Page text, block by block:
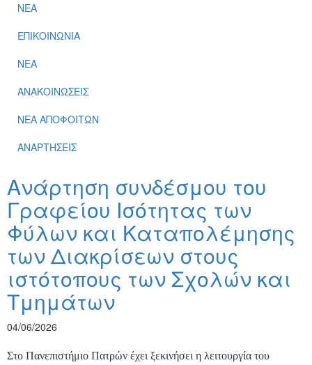
ΝΕΑ
ΕΠΙΚΟΙΝΩΝΙΑ
ΝΕΑ
ΑΝΑΚΟΙΝΩΣΕΙΣ
ΝΕΑ ΑΠΟΦΟΙΤΩΝ
ΑΝΑΡΤΗΣΕΙΣ
Ανάρτηση συνδέσμου του
Γραφείου Ισότητας των
Φύλων και Καταπολέμησης
των Διακρίσεων στους
ιστότοπους των Σχολών και
Τμημάτων
04/06/2026
Στο Πανεπιστήμιο Πατρών έχει ξεκινήσει η λειτουργία του